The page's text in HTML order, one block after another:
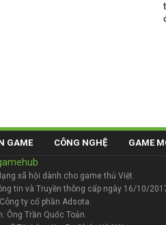
GAME CÔNG NGHỆ GAME
xã hội dành cho game thủ Việt.
tin và Truyền thông cấp ngày 16/10/
ty cổ phần Adsota.
Ông Trần Quốc Toản.